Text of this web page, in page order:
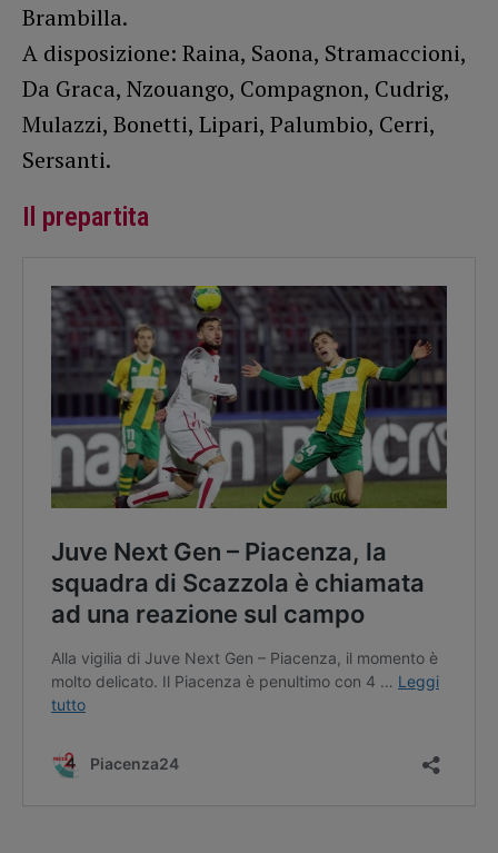
Brambilla.
A disposizione: Raina, Saona, Stramaccioni,
Da Graca, Nzouango, Compagnon, Cudrig,
Mulazzi, Bonetti, Lipari, Palumbio, Cerri,
Sersanti.
Il prepartita